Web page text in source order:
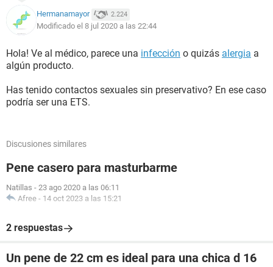
Hermanamayor 2.224
Modificado el 8 jul 2020 a las 22:44
Hola! Ve al médico, parece una infección o quizás alergia a
algún producto.
Has tenido contactos sexuales sin preservativo? En ese caso
podría ser una ETS.
Discusiones similares
Pene casero para masturbarme
Natillas - 23 ago 2020 a las 06:11
Afree - 14 oct 2023 a las 15:21
2 respuestas
Un pene de 22 cm es ideal para una chica d 16